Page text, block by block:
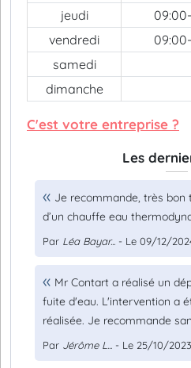
jeudi
vendredi
samedi
dimanche
C'est votre entreprise ?
Les
Je recommande, très bon
d’un chauffe eau
Par Léa Bayar... - Le 09/12/
Mr Contart a réalisé un
fuite d'eau. L'intervention a
réalisée. Je recommande
Par Jérôme L... - Le 25/10/